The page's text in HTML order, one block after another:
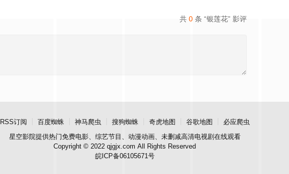
共 0 条 “银莲花” 影评
RSS订阅 百度蜘蛛 神马爬虫 搜狗蜘蛛 奇虎地图 谷歌地图
必应爬虫
星空影院提供热门免费电影、综艺节目、动漫动画、未删减高清电视剧在线观看
Copyright © 2022 qjgjx.com All Rights Reserved
皖ICP备06105671号